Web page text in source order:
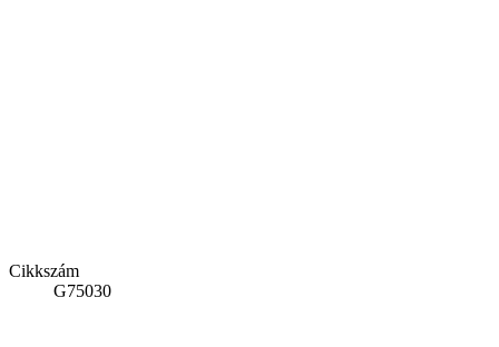
Cikkszám
G75030